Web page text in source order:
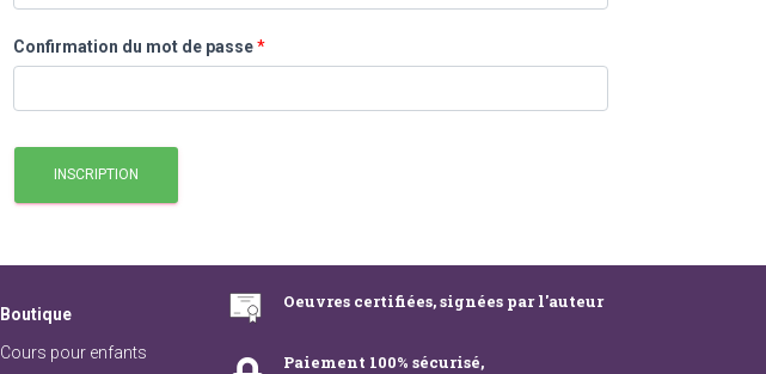
Confirmation du mot de passe*
INSCRIPTION
Boutique
Cours pour enfants
Oeuvres certifiées, signées par l'auteur
Paiement 100% sécurisé,